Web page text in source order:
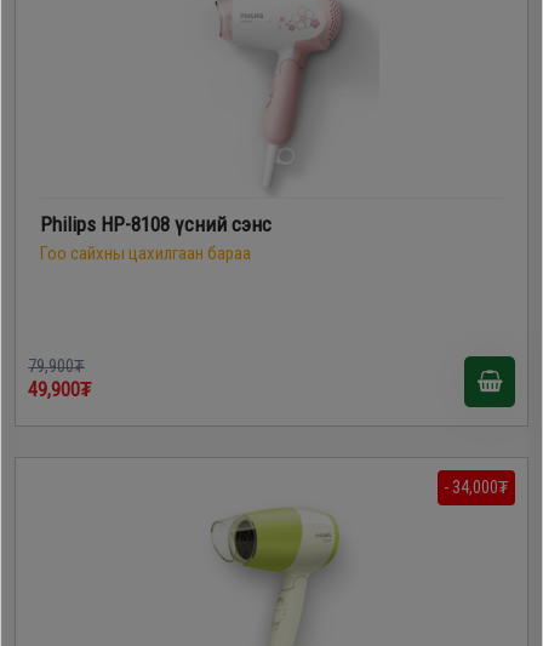
Philips HP-8108 үсний сэнс
Гоо сайхны цахилгаан бараа
79,900₮
49,900₮
- 34,000₮